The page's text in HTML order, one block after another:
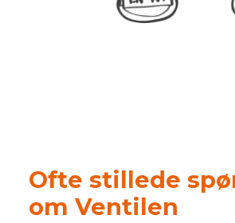
Ofte stillede
om Ventilen